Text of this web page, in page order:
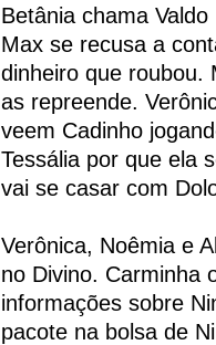
Betânia chama
Max se recusa a
dinheiro que roubou.
as repreende.
veem Cadinho
Tessália por que ela
vai se casar com
Verônica, Noêmia e
no Divino. Carminha
informações sobre
pacote na bolsa de